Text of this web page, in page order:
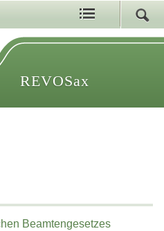
REVOSax
Beamtengesetzes